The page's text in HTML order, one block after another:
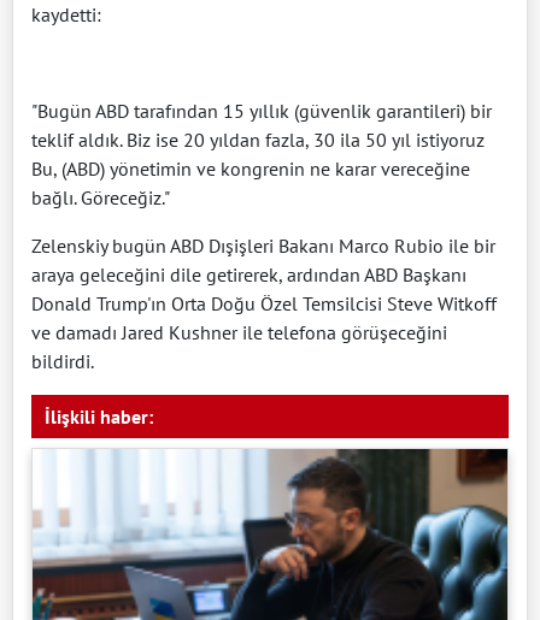
kaydetti:
"Bugün ABD tarafından 15 yıllık (güvenlik garantileri) bir
teklif aldık. Biz ise 20 yıldan fazla, 30 ila 50 yıl istiyoruz
Bu, (ABD) yönetimin ve kongrenin ne karar vereceğine
bağlı. Göreceğiz."
Zelenskiy bugün ABD Dışişleri Bakanı Marco Rubio ile bir
araya geleceğini dile getirerek, ardından ABD Başkanı
Donald Trump'ın Orta Doğu Özel Temsilcisi Steve Witkoff
ve damadı Jared Kushner ile telefona görüşeceğini
bildirdi.
İlişkili haber: